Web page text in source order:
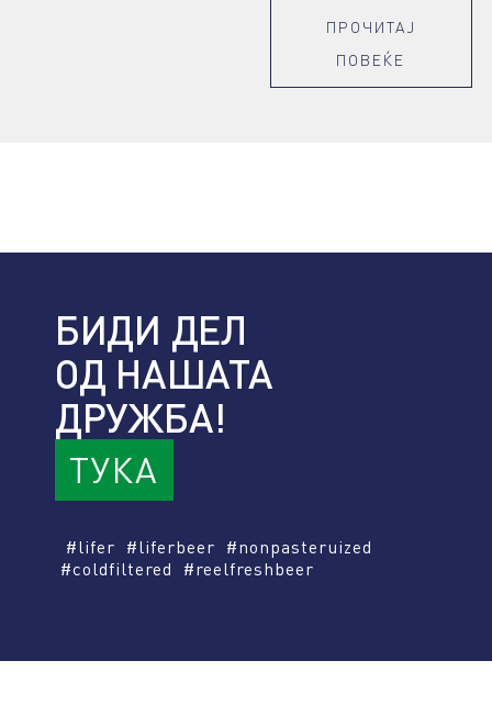
ПРОЧИТАЈ
ПОВЕЌЕ
БИДИ ДЕЛ
ОД НАШАТА
ДРУЖБА!
ТУКА
#lifer #liferbeer #nonpasteruized
#coldfiltered #reelfreshbeer